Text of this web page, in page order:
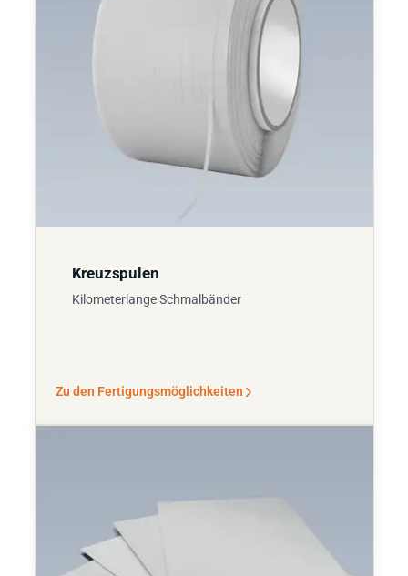
Kreuzspulen
Kilometerlange Schmalbänder
Zu den Fertigungsmöglichkeiten